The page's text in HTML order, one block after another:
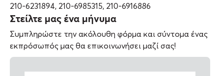
210-6231894, 210-6985315, 210-6916886
Στείλτε μας ένα μήνυμα
Συμπληρώστε την ακόλουθη φόρμα και σύντομα ένας
εκπρόσωπός μας θα επικοινωνήσει μαζί σας!